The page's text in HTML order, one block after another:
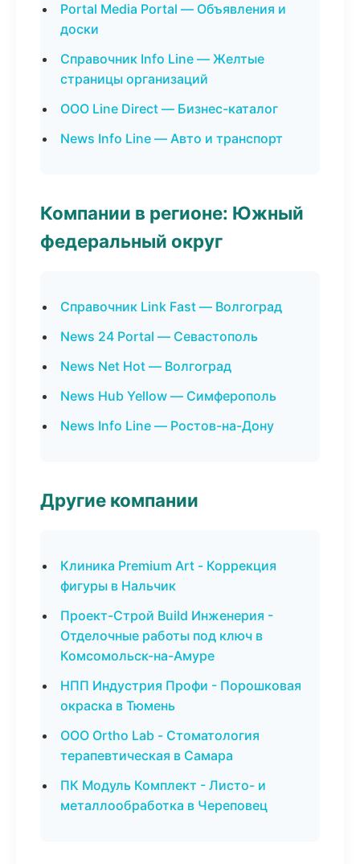
Portal Media Portal — Объявления и
доски
Справочник Info Line — Желтые
страницы организаций
ООО Line Direct — Бизнес-каталог
News Info Line — Авто и транспорт
Компании в регионе: Южный
федеральный округ
Справочник Link Fast — Волгоград
News 24 Portal — Севастополь
News Net Hot — Волгоград
News Hub Yellow — Симферополь
News Info Line — Ростов-на-Дону
Другие компании
Клиника Premium Art - Коррекция
фигуры в Нальчик
Проект-Строй Build Инженерия -
Отделочные работы под ключ в
Комсомольск-на-Амуре
НПП Индустрия Профи - Порошковая
окраска в Тюмень
ООО Ortho Lab - Стоматология
терапевтическая в Самара
ПК Модуль Комплект - Листо- и
металлообработка в Череповец